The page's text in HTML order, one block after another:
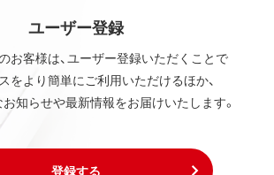
ユーザー登録
お客様は、ユーザー登録いただくことで
をより簡単にご利用いただけるほか、
知らせや最新情報をお届けいたします。
登録する